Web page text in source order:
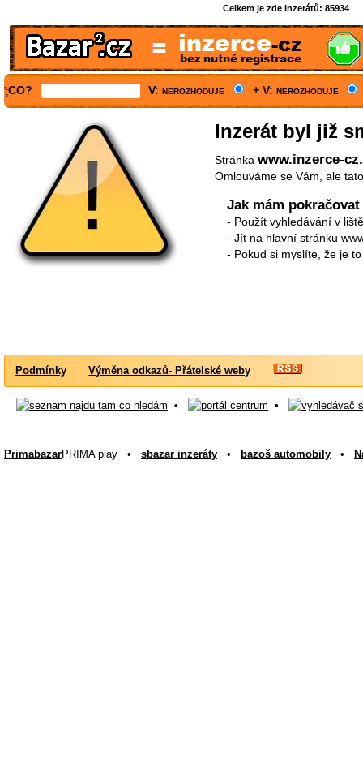
Celkem je zde inzerátů: 85934
';CO? V: nerozhoduje + V: nerozhoduje
Inzerát byl již
Stránka www.inzerce-
Omlouváme se Vám, ale
Jak mám
- Použít vyhledávání v
- Jít na hlavní stránku
- Pokud si myslíte, že je
Podmínky Výměna odkazů- Přátelské weby
• •
PrimabazarPRIMA play • sbazar inzeráty • bazoš automobily •